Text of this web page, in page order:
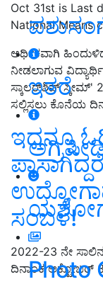
ಇತರೆ
Photo
Oct 31st is Last
National Means
ಆರ್ಥಿಕವಾಗಿ
ನೀಡಲಾಗುವ
ಸ್ಕಾಲರ್‌ಶಿಪ್ ಸ್ಕೀಮ್'
ಸಲ್ಲಿಸಲು ಕೊನೆಯ
ಇದನ್ನೂ
ಸಂಬಳ!
2022-23 ನೇ
ದಿನಾಂಕ ಅಕ್ಟೋಬರ್